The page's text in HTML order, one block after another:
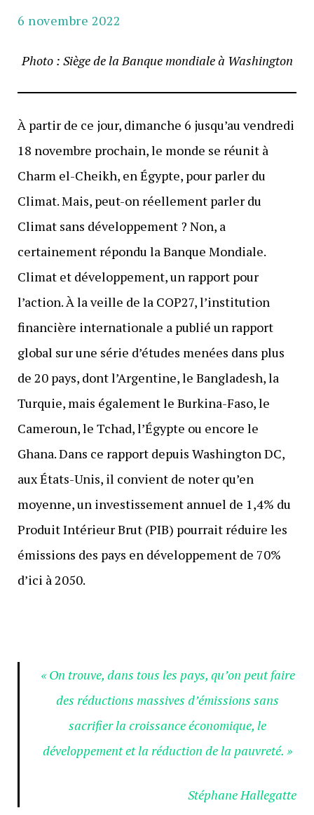
6 novembre 2022
Photo : Siège de la Banque mondiale à Washington
À partir de ce jour, dimanche 6 jusqu’au vendredi
18 novembre prochain, le monde se réunit à
Charm el-Cheikh, en Égypte, pour parler du
Climat. Mais, peut-on réellement parler du
Climat sans développement ? Non, a
certainement répondu la Banque Mondiale.
Climat et développement, un rapport pour
l’action. À la veille de la COP27, l’institution
financière internationale a publié un rapport
global sur une série d’études menées dans plus
de 20 pays, dont l’Argentine, le Bangladesh, la
Turquie, mais également le Burkina-Faso, le
Cameroun, le Tchad, l’Égypte ou encore le
Ghana. Dans ce rapport depuis Washington DC,
aux États-Unis, il convient de noter qu’en
moyenne, un investissement annuel de 1,4% du
Produit Intérieur Brut (PIB) pourrait réduire les
émissions des pays en développement de 70%
d’ici à 2050.
« On trouve, dans tous les pays, qu’on peut faire
des réductions massives d’émissions sans
sacrifier la croissance économique, le
développement et la réduction de la pauvreté. »
Stéphane Hallegatte